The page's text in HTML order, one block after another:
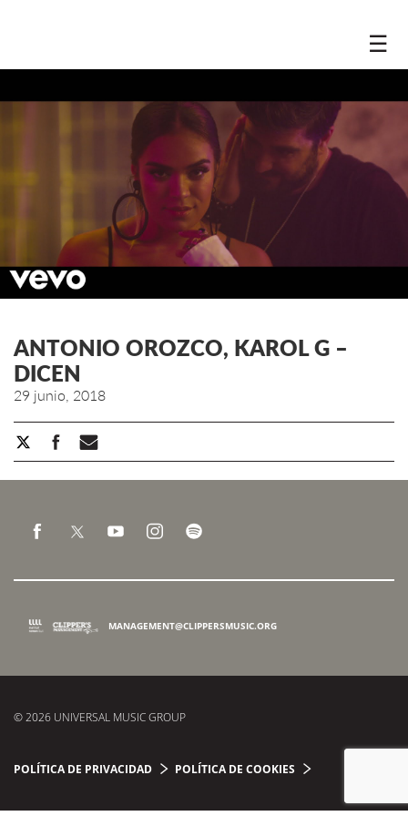
☰
ANTONIO OROZCO, KAROL G –
DICEN
29 junio, 2018
MANAGEMENT@CLIPPERSMUSIC.ORG
© 2026 UNIVERSAL MUSIC GROUP
POLÍTICA DE PRIVACIDAD POLÍTICA DE COOKIES